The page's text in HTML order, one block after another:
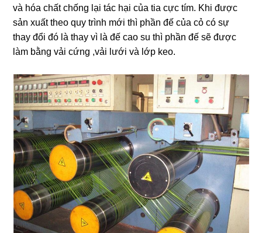
và hóa chất chống lại tác hại của tia cực tím. Khi được
sản xuất theo quy trình mới thì phần đế của cỏ có sự
thay đổi đó là thay vì là đế cao su thì phần đế sẽ được
làm bằng vải cứng ,vải lưới và lớp keo.